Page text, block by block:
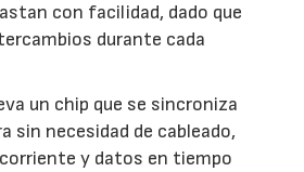
con facilidad, dado que
durante cada
un chip que se sincroniza
sin necesidad de cableado,
y datos en tiempo